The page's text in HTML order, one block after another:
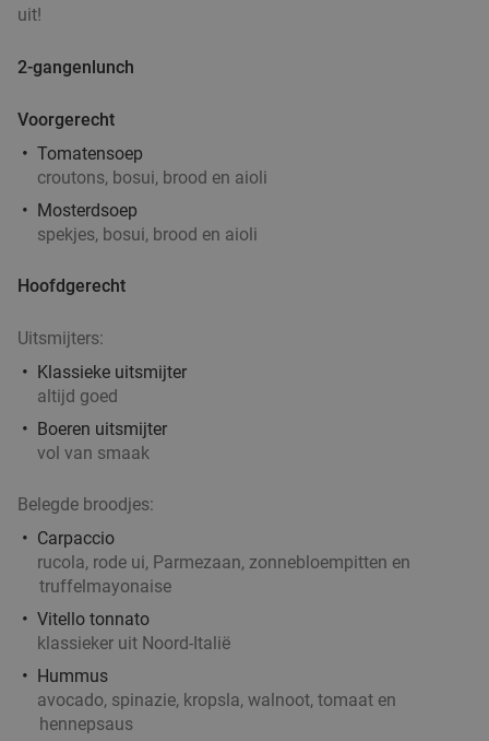
uit!
2-gangenlunch
Voorgerecht
Tomatensoep
croutons, bosui, brood en aioli
Mosterdsoep
spekjes, bosui, brood en aioli
Hoofdgerecht
Uitsmijters:
Klassieke uitsmijter
altijd goed
Boeren uitsmijter
vol van smaak
Belegde broodjes:
Carpaccio
rucola, rode ui, Parmezaan, zonnebloempitten en
truffelmayonaise
Vitello tonnato
klassieker uit Noord-Italië
Hummus
avocado, spinazie, kropsla, walnoot, tomaat en
hennepsaus